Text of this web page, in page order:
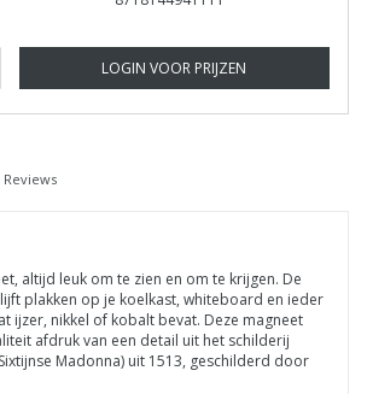
LOGIN VOOR PRIJZEN
Reviews
altijd leuk om te zien en om te krijgen. De
plakken op je koelkast, whiteboard en ieder
ijzer, nikkel of kobalt bevat. Deze magneet
afdruk van een detail uit het schilderij
Madonna) uit 1513, geschilderd door